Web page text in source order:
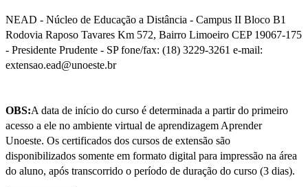
NEAD - Núcleo de Educação a Distância - Campus II Bloco B1
Rodovia Raposo Tavares Km 572, Bairro Limoeiro CEP 19067-175
- Presidente Prudente - SP fone/fax: (18) 3229-3261 e-mail:
extensao.ead@unoeste.br
OBS:A data de início do curso é determinada a partir do primeiro
acesso a ele no ambiente virtual de aprendizagem Aprender
Unoeste. Os certificados dos cursos de extensão são
disponibilizados somente em formato digital para impressão na área
do aluno, após transcorrido o período de duração do curso (3 dias).